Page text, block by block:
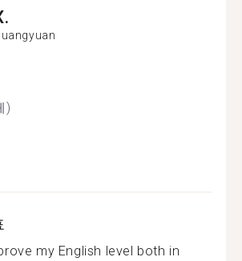
)
my English level both in